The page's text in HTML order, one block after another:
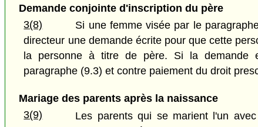
Demande conjointe d'inscription du père
3(8)
Si une femme visée par le
directeur une demande écrite pour que cette
la personne à titre de père. Si la demande
paragraphe (9.3) et contre paiement du droit
Mariage des parents après la naissance
3(9)
Les parents qui se marient l'un